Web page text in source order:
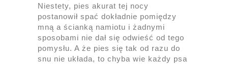
Niestety, pies akurat tej nocy
postanowił spać dokładnie pomiędzy
mną a ścianką namiotu i żadnymi
sposobami nie dał się odwieść od tego
pomysłu. A że pies się tak od razu do
snu nie układa, to chyba wie każdy psa